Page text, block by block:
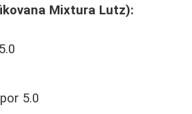
Mixtura Lutz):
5.0